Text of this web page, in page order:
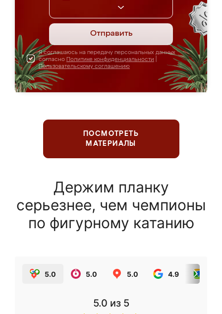
Отправить
Я соглашаюсь на передачу персональных данных
согласно Политике конфиденциальности
Пользовательскому соглашению
ПОСМОТРЕТЬ
МАТЕРИАЛЫ
Держим планку
серьезнее, чем чемпионы
по фигурному катанию
5.0 5.0 5.0 4.9
5.0 из 5